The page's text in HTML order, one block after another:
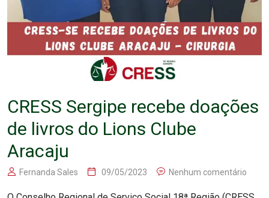
CRESS Sergipe recebe doações
de livros do Lions Clube
Aracaju
Fernanda Sales 09/05/2023 Nenhum comentário